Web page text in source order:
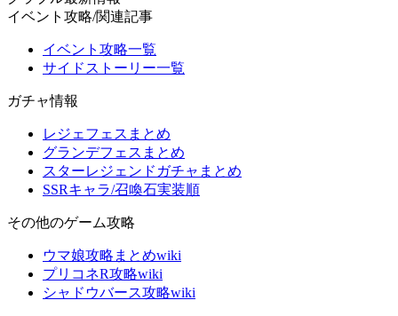
イベント攻略/関連記事
イベント攻略一覧
サイドストーリー一覧
ガチャ情報
レジェフェスまとめ
グランデフェスまとめ
スターレジェンドガチャまとめ
SSRキャラ/召喚石実装順
その他のゲーム攻略
ウマ娘攻略まとめwiki
プリコネR攻略wiki
シャドウバース攻略wiki